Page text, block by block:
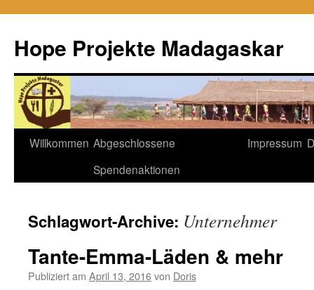
Hope Projekte Madagaskar
Zum
Willkommen Abgeschlossene
Spendenaktionen
Impressum
Schlagwort-Archive: Unternehmer
Tante-Emma-Läden & mehr
Publiziert am April 13, 2016von Doris